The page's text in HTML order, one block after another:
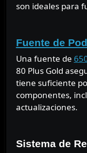
son ideales para
Fuente de
Una fuente de
80 Plus Gold
tiene suficiente
componentes,
actualizaciones.
Sistema de